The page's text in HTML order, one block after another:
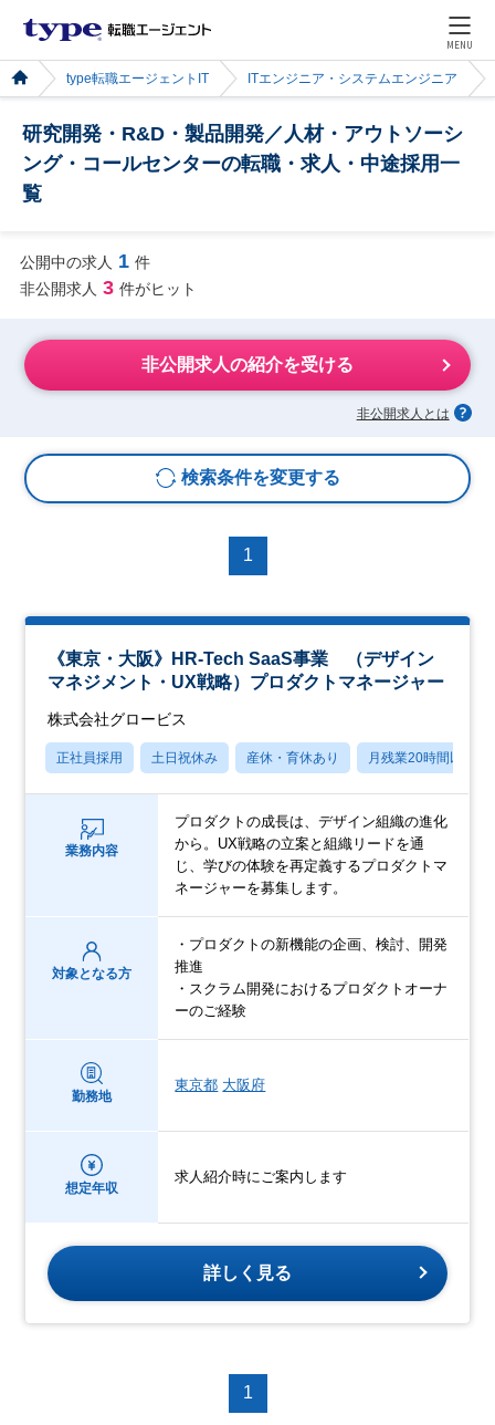
MENU
type転職エージェントIT ITエンジニア・システムエンジニア
研究開発・R&D・製品開発／人材・アウトソーシ
ング・コールセンターの転職・求人・中途採用一
覧
公開中の求人 1 件
非公開求人 3 件がヒット
非公開求人の紹介を受ける
非公開求人とは
検索条件を変更する
1
《東京・大阪》HR-Tech SaaS事業 （デザイン
マネジメント・UX戦略）プロダクトマネージャー
株式会社グロービス
正社員採用 土日祝休み 産休・育休あり 月残業20時間以内
業務内容
プロダクトの成長は、デザイン組織の進化
から。UX戦略の立案と組織リードを通
じ、学びの体験を再定義するプロダクトマ
ネージャーを募集します。
対象となる方
・プロダクトの新機能の企画、検討、開発
推進
・スクラム開発におけるプロダクトオーナ
ーのご経験
勤務地
東京都 大阪府
想定年収
求人紹介時にご案内します
詳しく見る
1